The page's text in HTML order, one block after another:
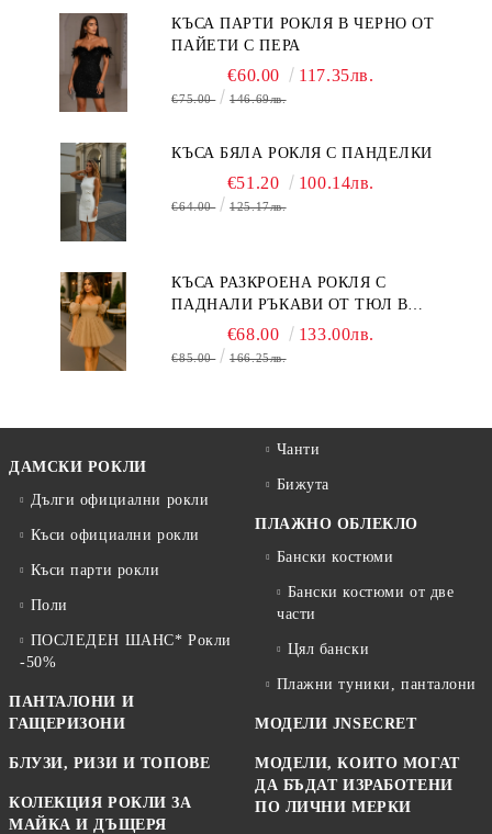
КЪСА ПАРТИ РОКЛЯ В ЧЕРНО ОТ
ПАЙЕТИ С ПЕРА
€60.00 117.35лв.
€75.00 146.69лв.
КЪСА БЯЛА РОКЛЯ С ПАНДЕЛКИ
€51.20 100.14лв.
€64.00 125.17лв.
КЪСА РАЗКРОЕНА РОКЛЯ С
ПАДНАЛИ РЪКАВИ ОТ ТЮЛ В
БЕЖОВО€68.00 133.00лв.
€85.00 166.25лв.
ДАМСКИ РОКЛИ
Дълги официални рокли
Къси официални рокли
Къси парти рокли
Поли
ПОСЛЕДЕН ШАНС* Рокли
-50%
ПАНТАЛОНИ И
ГАЩЕРИЗОНИ
БЛУЗИ, РИЗИ И ТОПОВЕ
КОЛЕКЦИЯ РОКЛИ ЗА
МАЙКА И ДЪЩЕРЯ
Чанти
Бижута
ПЛАЖНО ОБЛЕКЛО
Бански костюми
Бански костюми от две
части
Цял бански
Плажни туники, панталони
МОДЕЛИ JNSECRET
МОДЕЛИ, КОИТО МОГАТ
ДА БЪДАТ ИЗРАБОТЕНИ
ПО ЛИЧНИ МЕРКИ